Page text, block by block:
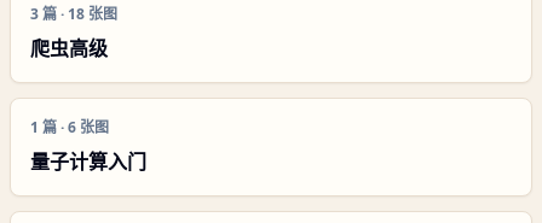
3篇 · 18 张图
爬虫高级
1 篇 ·6 张图
量子计算入门